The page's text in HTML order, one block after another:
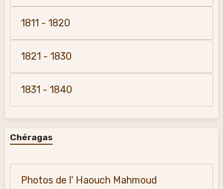
1811 - 1820
1821 - 1830
1831 - 1840
Chéragas
Photos de l' Haouch Mahmoud